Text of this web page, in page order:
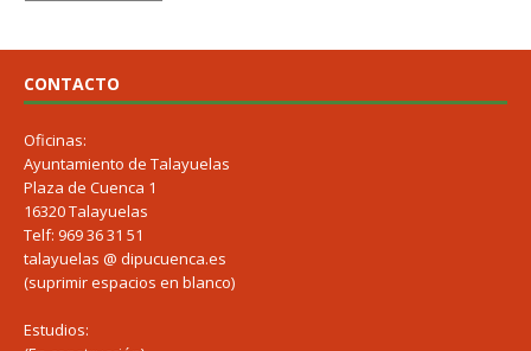
CONTACTO
Oficinas:
Ayuntamiento de Talayuelas
Plaza de Cuenca 1
16320 Talayuelas
Telf: 969 36 31 51
talayuelas @ dipucuenca.es
(suprimir espacios en blanco)
Estudios: